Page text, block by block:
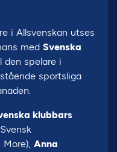
i Allsvenskan utses
med Svenska
den spelare i
sportsliga
klubbars
More), Anna